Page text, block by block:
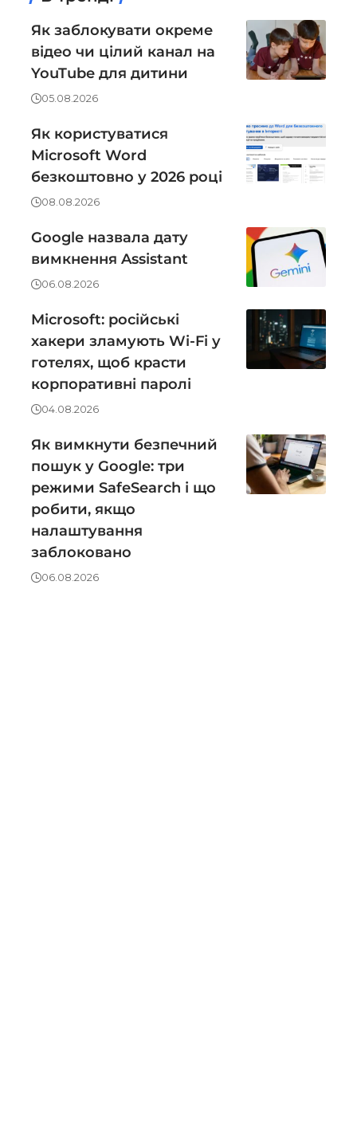
Як заблокувати окреме
відео чи цілий канал на
YouTube для дитини
05.08.2026
Як користуватися
Microsoft Word
безкоштовно у 2026 році
08.08.2026
Google назвала дату
вимкнення Assistant
06.08.2026
Microsoft: російські
хакери зламують Wi-Fi у
готелях, щоб красти
корпоративні паролі
04.08.2026
Як вимкнути безпечний
пошук у Google: три
режими SafeSearch і що
робити, якщо
налаштування
заблоковано
06.08.2026